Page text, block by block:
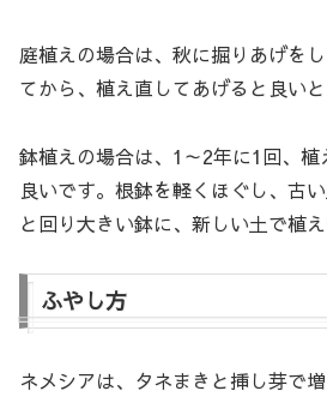
庭植えの場合は、秋に掘りあげを
てから、植え直してあげると良いと
鉢植えの場合は、1～2年に1回、植
良いです。根鉢を軽くほぐし、古
と回り大きい鉢に、新しい土で植え
ふやし方
ネメシアは、タネまきと挿し芽で